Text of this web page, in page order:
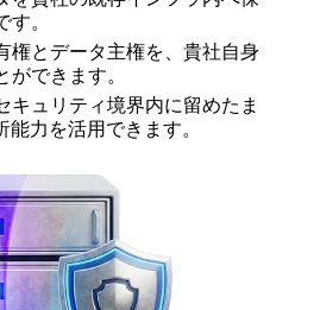
。
権とデータ主権を、貴社自身
できます。
キュリティ境界内に留めたま
力を活用できます。